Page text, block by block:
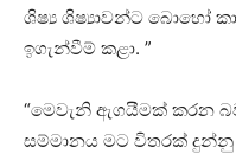
ශිෂ්‍ය ශිෂ්‍යාවන්ට බොහෝ
ඉගැන්වීම් කළා. ”
“මෙවැනි ඇගයීමක් කරන
සම්මානය මට විතරක් දුන්නු